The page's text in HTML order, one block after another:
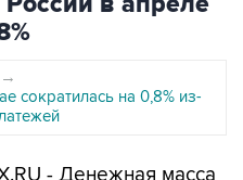
→
сократилась на 0,8% из-